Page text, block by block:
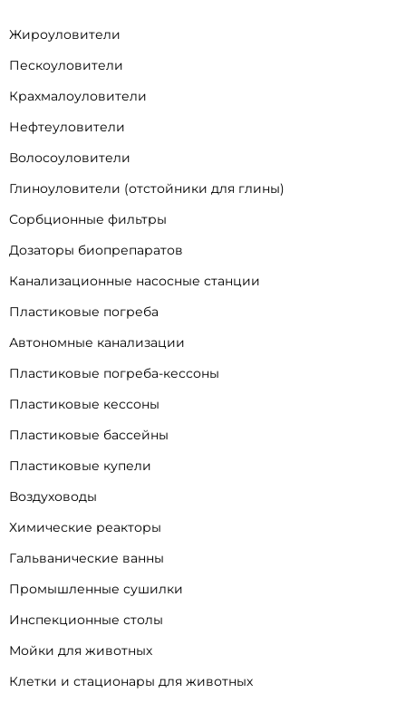
Жироуловители
Пескоуловители
Крахмалоуловители
Нефтеуловители
Волосоуловители
Глиноуловители (отстойники для глины)
Сорбционные фильтры
Дозаторы биопрепаратов
Канализационные насосные станции
Пластиковые погреба
Автономные канализации
Пластиковые погреба-кессоны
Пластиковые кессоны
Пластиковые бассейны
Пластиковые купели
Воздуховоды
Химические реакторы
Гальванические ванны
Промышленные сушилки
Инспекционные столы
Мойки для животных
Клетки и стационары для животных